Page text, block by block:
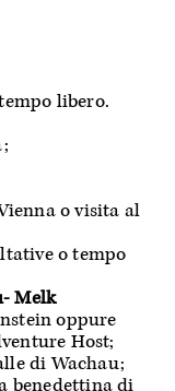
libero.
o visita al
o tempo
Melk
oppure
Host;
di Wachau;
benedettina di